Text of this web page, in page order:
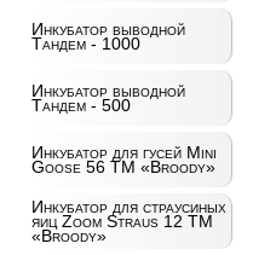
Инкубатор выводной
Тандем - 1000
Инкубатор выводной
Тандем - 500
Инкубатор для гусей Mini
Goose 56 ТМ «Broody»
Инкубатор для страусиных
яиц Zoom Straus 12 ТМ
«Broody»